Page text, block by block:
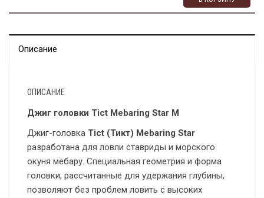
Описание
ОПИСАНИЕ
Джиг головки Tict Mebaring Star M
Джиг-головка Tict (Тикт) Mebaring Star
разработана для ловли ставриды и морского
окуня мебару. Специальная геометрия и форма
головки, рассчитанные для удержания глубины,
позволяют без проблем ловить с высоких